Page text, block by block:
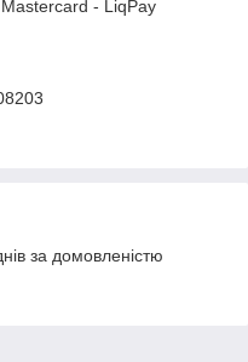
- LiqPay
за домовленістю